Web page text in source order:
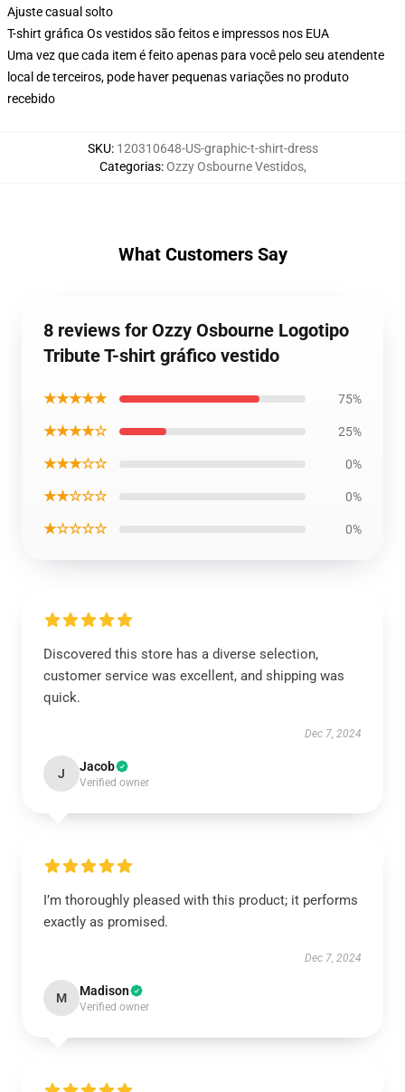
Ajuste casual solto
T-shirt gráfica Os vestidos são feitos e impressos nos EUA
Uma vez que cada item é feito apenas para você pelo seu atendente
local de terceiros, pode haver pequenas variações no produto
recebido
SKU: 120310648-US-graphic-t-shirt-dress
Categorias:Ozzy Osbourne Vestidos,
What Customers Say
8 reviews for Ozzy Osbourne Logotipo
Tribute T-shirt gráfico vestido
★★★★★ 75%
★★★★☆ 25%
★★★☆☆ 0%
★★☆☆☆ 0%
★☆☆☆☆ 0%
Discovered this store has a diverse selection,
customer service was excellent, and shipping was
quick.
Dec 7, 2024
J Jacob
Verified owner
I’m thoroughly pleased with this product; it performs
exactly as promised.
Dec 7, 2024
M Madison
Verified owner